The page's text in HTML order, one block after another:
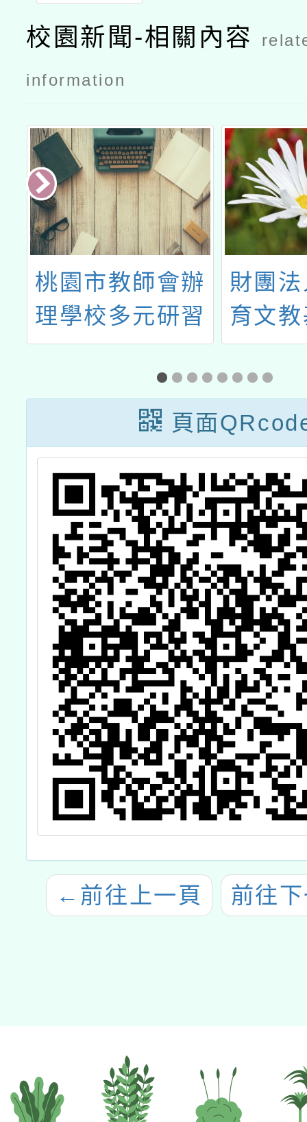
校園新聞-相關內容
information
桃園市教師會辦
理學校多元研習
財團
育文
舉辦
開學
鍊會
頁面
← 前往上一頁 前往